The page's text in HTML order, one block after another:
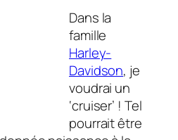
Dans la
famille
Harley-
Davidson, je
voudrai un
‘cruiser’ ! Tel
pourrait être